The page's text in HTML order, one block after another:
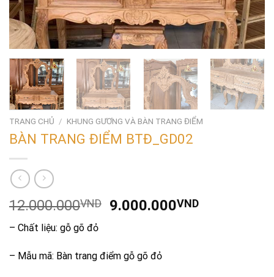
TRANG CHỦ / KHUNG GƯƠNG VÀ BÀN TRANG ĐIỂM
BÀN TRANG ĐIỂM BTĐ_GD02
12.000.000VND
Giá
12.000.000VND.
9.000.000VNDGiá
– Chất liệu: gỗ gõ đỏ
– Mẫu mã: Bàn trang điểm gỗ gõ đỏ